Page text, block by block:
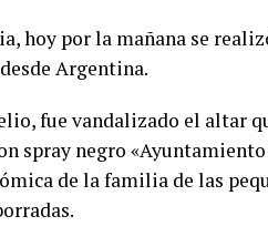
hoy por la mañana se
Argentina.
fue vandalizado el altar
spray negro
de la familia de las